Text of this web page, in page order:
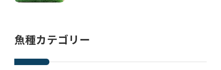
魚種カテゴリー